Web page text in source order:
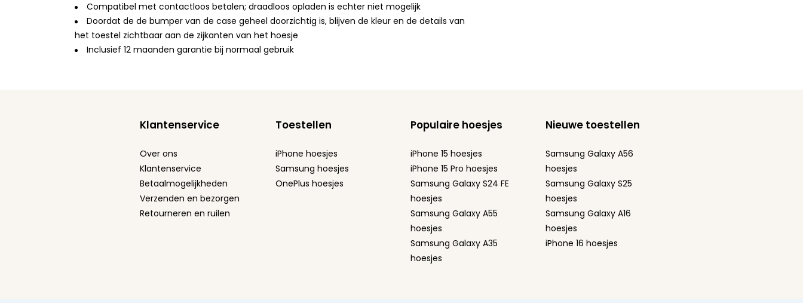
Compatibel met contactloos betalen; draadloos opladen is echter niet mogelijk
Doordat de de bumper van de case geheel doorzichtig is, blijven de kleur en de details van
het toestel zichtbaar aan de zijkanten van het hoesje
Inclusief 12 maanden garantie bij normaal gebruik
Klantenservice
Over ons
Klantenservice
Betaalmogelijkheden
Verzenden en bezorgen
Retourneren en ruilen
Toestellen
iPhone hoesjes
Samsung hoesjes
OnePlus hoesjes
Populaire hoesjes
iPhone 15 hoesjes
iPhone 15 Pro hoesjes
Samsung Galaxy S24 FE
hoesjes
Samsung Galaxy A55
hoesjes
Samsung Galaxy A35
hoesjes
Nieuwe toestellen
Samsung Galaxy A56
hoesjes
Samsung Galaxy S25
hoesjes
Samsung Galaxy A16
hoesjes
iPhone 16 hoesjes